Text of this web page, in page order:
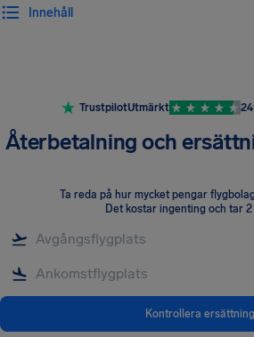
Innehåll
TrustpilotUtmärkt
Återbetalning och
Ta reda på hur mycket pengar
Det kostar ingenting och tar 2
Kontrollera ersättning